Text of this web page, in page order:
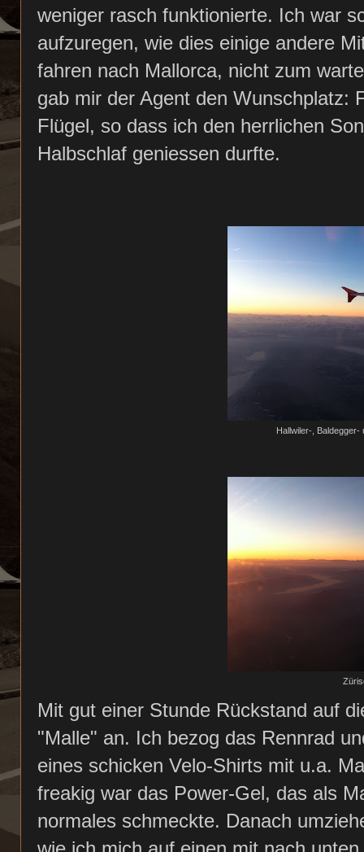
weniger rasch funktionierte. Ich war
aufzuregen, wie dies einige andere
fahren nach Mallorca, nicht zum
gab mir der Agent den Wunschplatz:
Flügel, so dass ich den herrlichen
Halbschlaf geniessen durfte.
Hallwiler-,
Mit gut einer Stunde Rückstand auf
"Malle" an. Ich bezog das Rennrad
eines schicken Velo-Shirts mit u.a.
freakig war das Power-Gel, das als
normales schmeckte. Danach